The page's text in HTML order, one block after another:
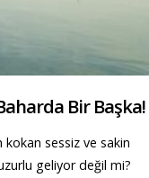
Bir Başka!
kokan sessiz ve sakin
geliyor değil mi?